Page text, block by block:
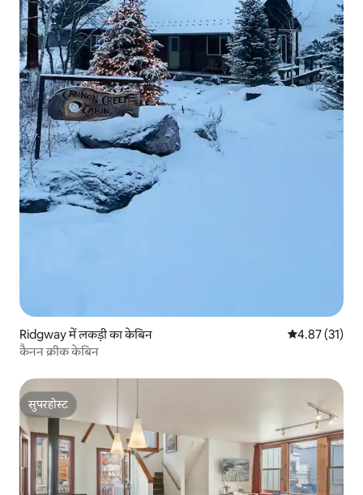
Ridgway में लकड़ी का केबिन औसत रेटिंग 5 में
4.87 (31)
कैनन क्रीक केबिन
सुपरहोस्ट
सुपरहोस्ट